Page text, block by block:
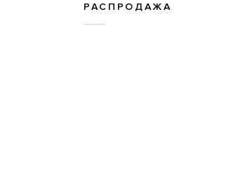
РАСПРОДАЖА